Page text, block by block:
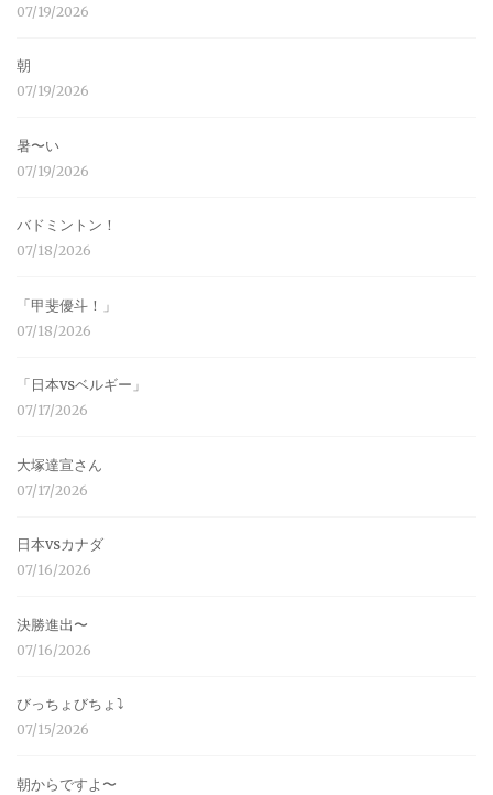
07/19/2026
朝
07/19/2026
暑〜い
07/19/2026
バドミントン！
07/18/2026
「甲斐優斗！」
07/18/2026
「日本vsベルギー」
07/17/2026
大塚達宣さん
07/17/2026
日本vsカナダ
07/16/2026
決勝進出〜
07/16/2026
びっちょびちょ⤵︎
07/15/2026
朝からですよ〜